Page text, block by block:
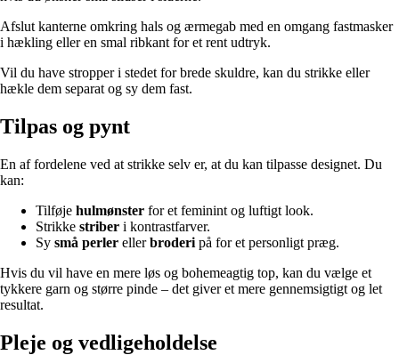
Afslut kanterne omkring hals og ærmegab med en omgang fastmasker
i hækling eller en smal ribkant for et rent udtryk.
Vil du have stropper i stedet for brede skuldre, kan du strikke eller
hækle dem separat og sy dem fast.
Tilpas og pynt
En af fordelene ved at strikke selv er, at du kan tilpasse designet. Du
kan:
Tilføje hulmønster for et feminint og luftigt look.
Strikke striber i kontrastfarver.
Sy små perler ellerbroderi på for et personligt præg.
Hvis du vil have en mere løs og bohemeagtig top, kan du vælge et
tykkere garn og større pinde – det giver et mere gennemsigtigt og let
resultat.
Pleje og vedligeholdelse